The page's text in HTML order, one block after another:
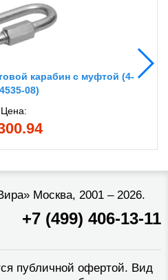
карабин с муфтой (4-
08)
Цена:
Москва, 2001 – 2026.
+7 (499) 406-13-11
публичной офертой. Вид